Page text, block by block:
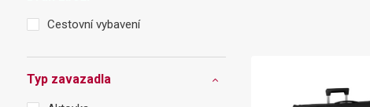
Cestovní vybavení
Typ zavazadla